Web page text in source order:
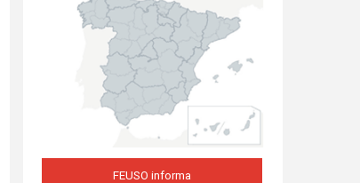
FEUSO informa